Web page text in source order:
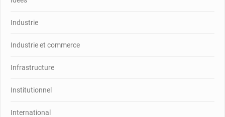
Industrie
Industrie et commerce
Infrastructure
Institutionnel
International